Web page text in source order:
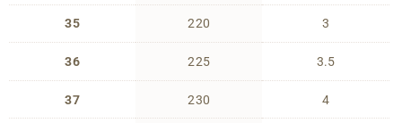
35
36
37
220
225
230
3
3.5
4